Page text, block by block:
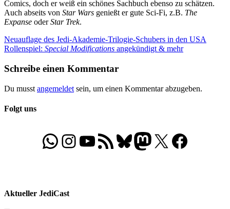
Comics, doch er weiß ein schönes Sachbuch ebenso zu schätzen.
Auch abseits von Star Wars genießt er gute Sci-Fi, z.B. The
Expanse oderStar Trek.
Beitragsnavigation
Vorheriger
Beitrag:
Neuauflage des Jedi-Akademie-Trilogie-Schubers in den USA
Nächster
Rollenspiel: Special Modifications angekündigt & mehr
Schreibe einen Kommentar
Du musst angemeldet sein, um einen Kommentar abzugeben.
Folgt uns
WhatsApp
Folgt uns auf Instagram
Besucht unseren YouTube-Kanal
RSS-FeedBluesky
Folgt uns auf Mastodon
X Folgt uns auf
Aktueller JediCast